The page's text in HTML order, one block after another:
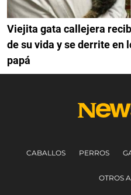
Viejita gata callejera
de su vida y se derrite en
papá
CABALLOS PERROS
OTROS